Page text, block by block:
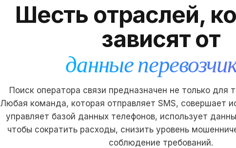
Шесть отраслей,
зависят от
данные
Поиск оператора связи предназначен не только для
Любая команда, которая отправляет SMS, совершает
управляет базой данных телефонов, использует
чтобы сократить расходы, снизить уровень
соблюдение требований.